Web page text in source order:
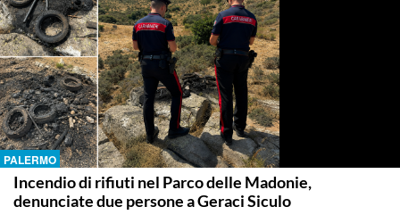
PALERMO
Incendio di rifiuti nel Parco delle Madonie,
denunciate due persone a Geraci Siculo